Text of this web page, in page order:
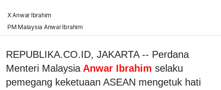
X Anwar Ibrahim
PM Malaysia Anwar Ibrahim
REPUBLIKA.CO.ID, JAKARTA -- Perdana
Menteri Malaysia Anwar Ibrahim selaku
pemegang keketuaan ASEAN mengetuk hati